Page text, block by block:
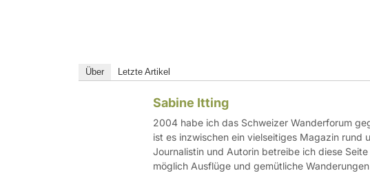
Über Letzte Artikel
Sabine Itting
2004 habe ich das Schweizer Wanderforum
ist es inzwischen ein vielseitiges Magazin rund
Journalistin und Autorin betreibe ich diese
möglich Ausflüge und gemütliche